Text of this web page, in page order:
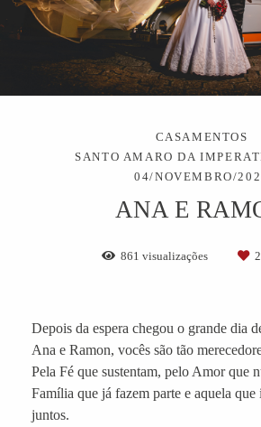
CASAMENTOS
SANTO AMARO DA
04/NOVEMBRO/
ANA E
861 visualizações 2
Depois da espera chegou o grande dia
Ana e Ramon, vocês são tão
Pela Fé que sustentam, pelo Amor que
Família que já fazem parte e aquela
juntos.